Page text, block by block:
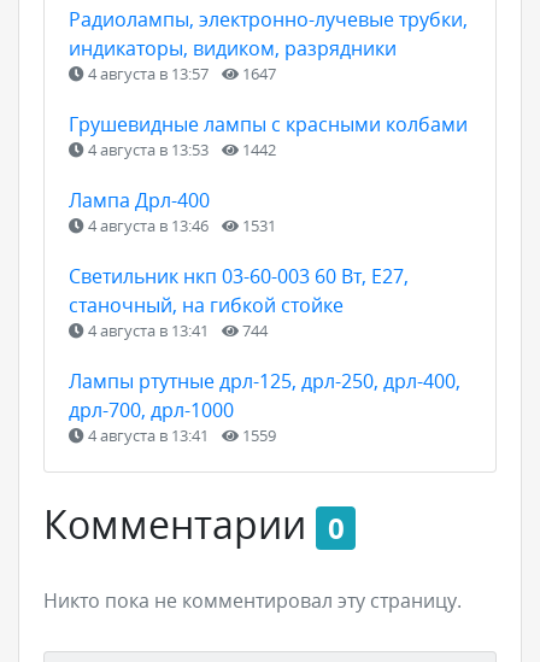
Радиолампы, электронно-лучевые трубки,
индикаторы, видиком, разрядники
4 августа в 13:57 1647
Грушевидные лампы с красными колбами
4 августа в 13:53 1442
Лампа Дрл-400
4 августа в 13:46 1531
Светильник нкп 03-60-003 60 Вт, Е27,
станочный, на гибкой стойке
4 августа в 13:41 744
Лампы ртутные дрл-125, дрл-250, дрл-400,
дрл-700, дрл-1000
4 августа в 13:41 1559
Комментарии 0
Никто пока не комментировал эту страницу.